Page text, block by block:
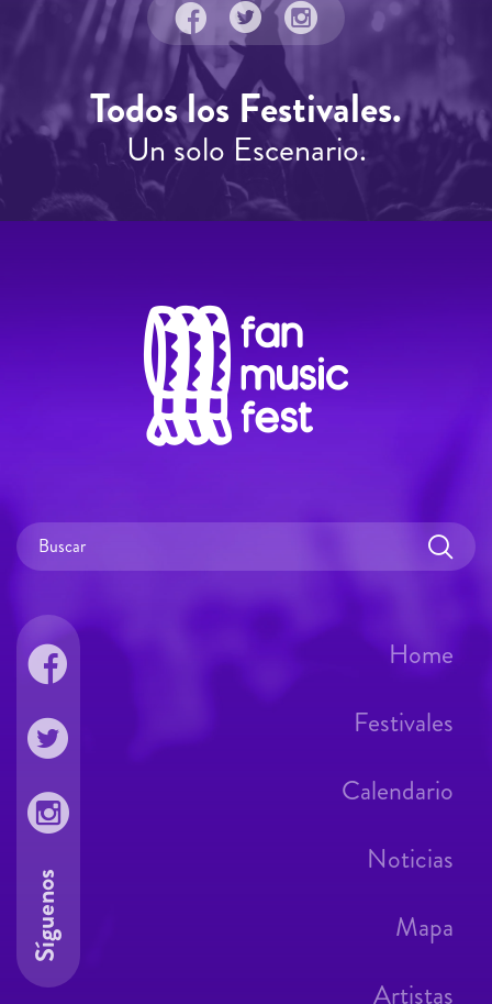
Todos los Festivales.
Un solo Escenario.
Home
Festivales
Calendario
Noticias
Mapa
Artistas
Síguenos